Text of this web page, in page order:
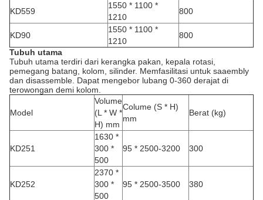
KD559
1550 * 1100 *
1210
800
KD90
1550 * 1100 *
1210
800
Tubuh utama
Tubuh utama terdiri dari kerangka pakan, kepala rotasi,
pemegang batang, kolom, silinder. Memfasilitasi untuk saaembly
dan disassemble. Dapat mengebor lubang 0-360 derajat di
terowongan demi kolom.
Model
Volume
(L * W *
H) mm
Colume (S * H)
mm
Berat (kg)
KD251
1630 *
300 *
500
95 * 2500-3200 300
KD252
2370 *
300 *
500
95 * 2500-3500 380